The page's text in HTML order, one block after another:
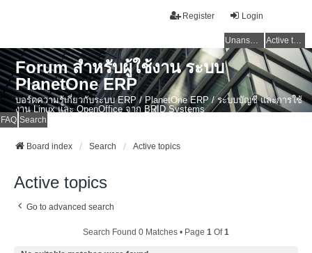
Login
Register
Unanswered topics Active topics
Forum สำหรับผู้ใช้งาน ระบบ
PlanetOne ERP
บอร์ดความรู้เกี่ยวกับระบบ ERP / PlanetOne ERP / ระบบบัญชี และการใช้
งาน Linux และ OpenOffice จาก BRID Systems
FAQ Search
Board index Search Active topics
Active topics
Go to advanced search
Search Found 0 Matches • Page 1 Of1